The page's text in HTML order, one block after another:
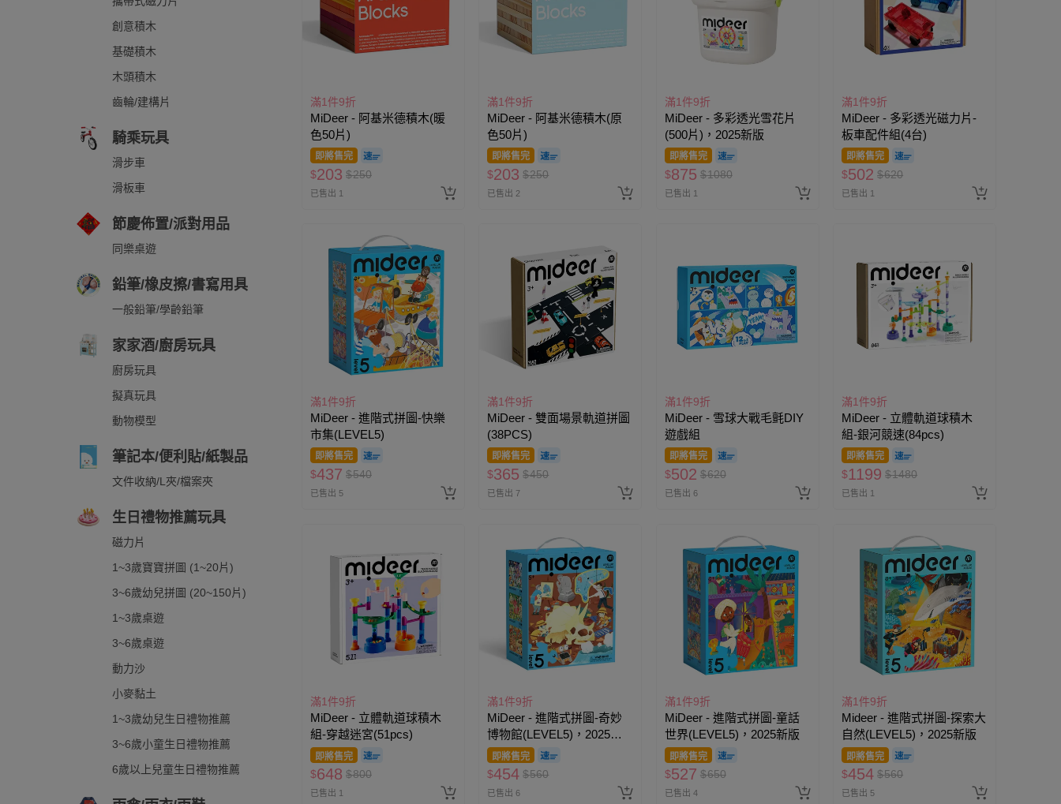
創意積木
基礎積木
木頭積木
齒輪/建構片
騎乘玩具
滑步車
滑板車
節慶佈置/派對用品
同樂桌遊
鉛筆/橡皮擦/書寫用具
一般鉛筆/學齡鉛筆
家家酒/廚房玩具
廚房玩具
擬真玩具
動物模型
筆記本/便利貼/紙製品
文件收納/L夾/檔案夾
生日禮物推薦玩具
磁力片
1~3歲寶寶拼圖 (1~20片)
3~6歲幼兒拼圖 (20~150片)
1~3歲桌遊
3~6歲桌遊
動力沙
小麥黏土
1~3歲幼兒生日禮物推薦
3~6歲小童生日禮物推薦
6歲以上兒童生日禮物推薦
滿1件9折
MiDeer - 阿基米德積木(暖
色50片)
即將售完
$203 $250
已售出 1
滿1件9折
MiDeer - 阿基米德積木(原
色50片)
即將售完
$203 $250
已售出 2
滿1件9折
MiDeer - 多彩透光雪花片
(500片)，2025新版
即將售完
$875 $1080
已售出 1
滿1件9折
MiDeer - 多彩透光磁力片-
板車配件組(4台)
即將售完
$502 $620
已售出 1
滿1件9折
MiDeer - 進階式拼圖-快樂
市集(LEVEL5)
即將售完
$437 $540
已售出 5
滿1件9折
MiDeer - 雙面場景軌道拼圖
(38PCS)
即將售完
$365 $450
已售出 7
滿1件9折
MiDeer - 雪球大戰毛氈DIY
遊戲組
即將售完
$502 $620
已售出 6
滿1件9折
MiDeer - 立體軌道球積木
組-銀河競速(84pcs)
即將售完
$1199 $1480
已售出 1
滿1件9折
MiDeer - 立體軌道球積木
組-穿越迷宮(51pcs)
即將售完
$648 $800
已售出 1
滿1件9折
MiDeer - 進階式拼圖-奇妙
博物館(LEVEL5)，2025新
版即將售完
$454 $560
已售出 6
滿1件9折
MiDeer - 進階式拼圖-童話
世界(LEVEL5)，2025新版
即將售完
$527 $650
已售出 4
滿1件9折
Mideer - 進階式拼圖-探索大
自然(LEVEL5)，2025新版
即將售完
$454 $560
已售出 5